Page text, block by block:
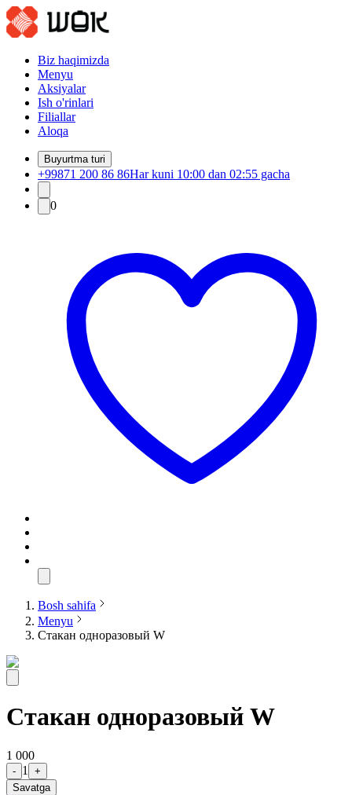
Biz haqimizda
Menyu
Aksiyalar
Ish o'rinlari
Filiallar
Aloqa
Buyurtma turi
+99871 200 86 86Har kuni 10:00 dan 02:55 gacha
0
Bosh sahifa
Menyu
Стакан одноразовый W
Стакан одноразовый W
1 000
- 1
+
Savatga